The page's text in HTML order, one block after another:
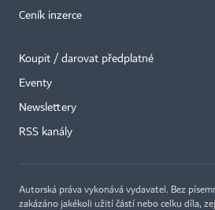
Ceník inzerce
Koupit / darovat předplatné
Eventy
Newslettery
RSS kanály
Autorská práva vykonává vydavatel. Bez
zakázáno jakékoli užití částí nebo celku díla,